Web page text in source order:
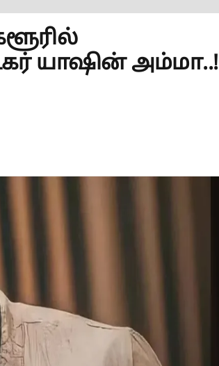
யாஷின் அம்மா..!